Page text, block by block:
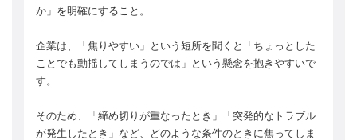
か」を明確にすること。
企業は、「焦りやすい」という短所を聞くと「ちょっとした
ことでも動揺してしまうのでは」という懸念を抱きやすいで
す。
そのため、「締め切りが重なったとき」「突発的なトラブル
が発生したとき」など、どのような条件のときに焦ってしま